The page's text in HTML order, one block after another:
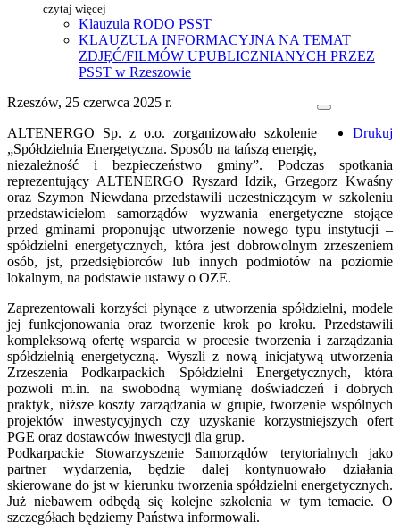
czytaj więcej
Klauzula RODO PSST
KLAUZULA INFORMACYJNA NA TEMAT
ZDJĘĆ/FILMÓW UPUBLICZNIANYCH PRZEZ
PSST w Rzeszowie
Drukuj
Rzeszów, 25 czerwca 2025 r.
ALTENERGO Sp. z o.o. zorganizowało szkolenie
„Spółdzielnia Energetyczna. Sposób na tańszą energię,
niezależność i bezpieczeństwo gminy”. Podczas spotkania
reprezentujący ALTENERGO Ryszard Idzik, Grzegorz Kwaśny
oraz Szymon Niewdana przedstawili uczestniczącym w szkoleniu
przedstawicielom samorządów wyzwania energetyczne stojące
przed gminami proponując utworzenie nowego typu instytucji –
spółdzielni energetycznych, która jest dobrowolnym zrzeszeniem
osób, jst, przedsiębiorców lub innych podmiotów na poziomie
lokalnym, na podstawie ustawy o OZE.
Zaprezentowali korzyści płynące z utworzenia spółdzielni, modele
jej funkcjonowania oraz tworzenie krok po kroku. Przedstawili
kompleksową ofertę wsparcia w procesie tworzenia i zarządzania
spółdzielnią energetyczną. Wyszli z nową inicjatywą utworzenia
Zrzeszenia Podkarpackich Spółdzielni Energetycznych, która
pozwoli m.in. na swobodną wymianę doświadczeń i dobrych
praktyk, niższe koszty zarządzania w grupie, tworzenie wspólnych
projektów inwestycyjnych czy uzyskanie korzystniejszych ofert
PGE oraz dostawców inwestycji dla grup.
Podkarpackie Stowarzyszenie Samorządów terytorialnych jako
partner wydarzenia, będzie dalej kontynuowało działania
skierowane do jst w kierunku tworzenia spółdzielni energetycznych.
Już niebawem odbędą się kolejne szkolenia w tym temacie. O
szczegółach będziemy Państwa informowali.